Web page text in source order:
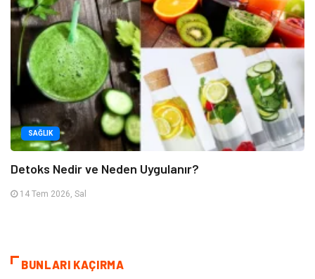
SAĞLIK
Detoks Nedir ve Neden Uygulanır?
14 Tem 2026, Sal
BUNLARI KAÇIRMA